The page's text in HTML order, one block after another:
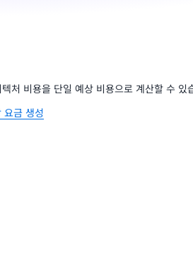
처 비용을 단일 예상 비용으로 계산할 수 있
요금 생성